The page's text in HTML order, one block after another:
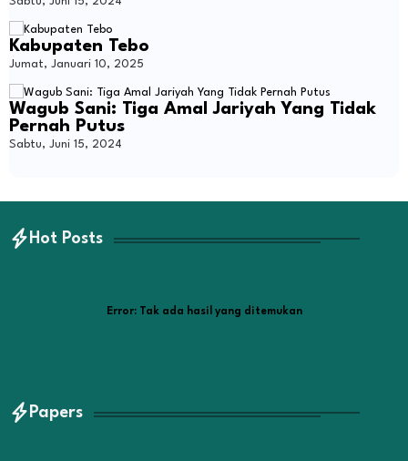
Kabupaten Tebo
Jumat, Januari 10, 2025
Wagub Sani: Tiga Amal Jariyah Yang Tidak
Pernah Putus
Sabtu, Juni 15, 2024
Hot Posts
Error:Tak ada hasil yang ditemukan
Papers